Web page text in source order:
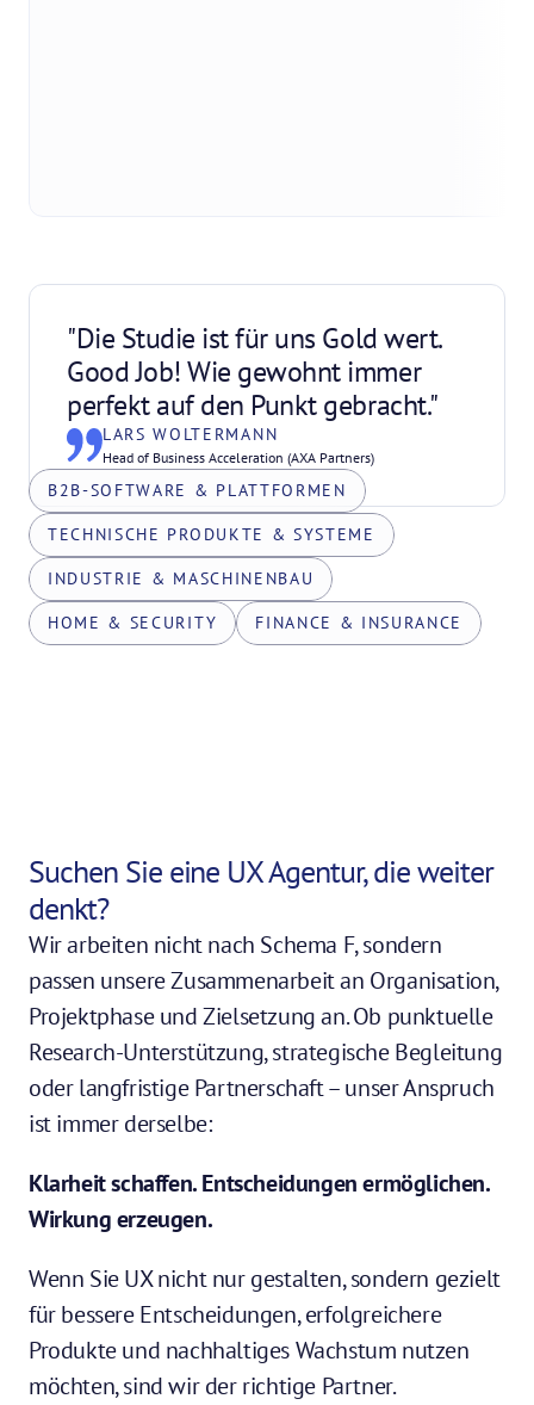
"Die Studie ist für uns Gold wert.
Good Job! Wie gewohnt immer
perfekt auf den Punkt gebracht."
LARS WOLTERMANN
Head of Business Acceleration (AXA Partners)
B2B-SOFTWARE & PLATTFORMEN
TECHNISCHE PRODUKTE & SYSTEME
INDUSTRIE & MASCHINENBAU
HOME & SECURITY FINANCE & INSURANCE
Suchen Sie eine UX Agentur, die weiter
denkt?
Wir arbeiten nicht nach Schema F, sondern
passen unsere Zusammenarbeit an Organisation,
Projektphase und Zielsetzung an. Ob punktuelle
Research-Unterstützung, strategische Begleitung
oder langfristige Partnerschaft – unser Anspruch
ist immer derselbe:
Klarheit schaffen. Entscheidungen ermöglichen.
Wirkung erzeugen.
Wenn Sie UX nicht nur gestalten, sondern gezielt
für bessere Entscheidungen, erfolgreichere
Produkte und nachhaltiges Wachstum nutzen
möchten, sind wir der richtige Partner.